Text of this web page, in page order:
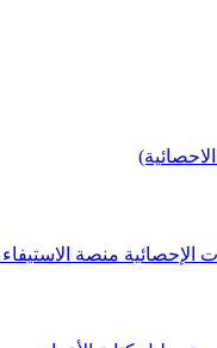
الإحصائية منصة